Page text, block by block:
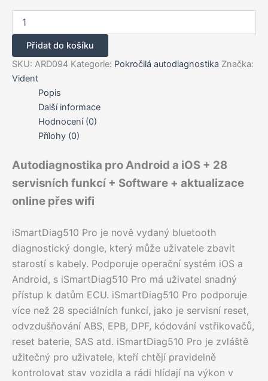
iSmartDiag510
Pro
množství
Přidat do košíku
SKU: ARD094 Kategorie: Pokročilá autodiagnostika Značka:
Vident
Popis
Další informace
Hodnocení (0)
Přílohy (0)
Autodiagnostika pro Android a iOS + 28
servisních funkcí + Software + aktualizace
online přes wifi
iSmartDiag510 Pro je nově vydaný bluetooth
diagnostický dongle, který může uživatele zbavit
starostí s kabely. Podporuje operační systém iOS a
Android, s iSmartDiag510 Pro má uživatel snadný
přístup k datům ECU. iSmartDiag510 Pro podporuje
více než 28 speciálních funkcí, jako je servisní reset,
odvzdušňování ABS, EPB, DPF, kódování vstřikovačů,
reset baterie, SAS atd. iSmartDiag510 Pro je zvláště
užitečný pro uživatele, kteří chtějí pravidelně
kontrolovat stav vozidla a rádi hlídají na výkon v